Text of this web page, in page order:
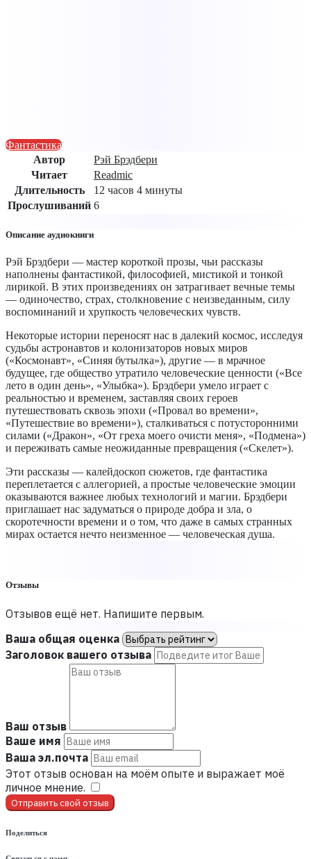
Фантастика
Автор
Рэй Брэдбери
Читает
Readmic
Длительность
12 часов 4 минуты
Прослушиваний 6
Описание аудиокниги
Рэй Брэдбери — мастер короткой прозы, чьи рассказы
наполнены фантастикой, философией, мистикой и тонкой
лирикой. В этих произведениях он затрагивает вечные темы
— одиночество, страх, столкновение с неизведанным, силу
воспоминаний и хрупкость человеческих чувств.
Некоторые истории переносят нас в далекий космос, исследуя
судьбы астронавтов и колонизаторов новых миров
(«Космонавт», «Синяя бутылка»), другие — в мрачное
будущее, где общество утратило человеческие ценности («Все
лето в один день», «Улыбка»). Брэдбери умело играет с
реальностью и временем, заставляя своих героев
путешествовать сквозь эпохи («Провал во времени»,
«Путешествие во времени»), сталкиваться с потусторонними
силами («Дракон», «От греха моего очисти меня», «Подмена»)
и переживать самые неожиданные превращения («Скелет»).
Эти рассказы — калейдоскоп сюжетов, где фантастика
переплетается с аллегорией, а простые человеческие эмоции
оказываются важнее любых технологий и магии. Брэдбери
приглашает нас задуматься о природе добра и зла, о
скоротечности времени и о том, что даже в самых странных
мирах остается нечто неизменное — человеческая душа.
Отзывы
Отзывов ещё нет. Напишите первым.
Ваша общая оценка
Заголовок вашего отзыва
Ваш отзыв
Ваше имя
Ваша эл.почта
Этот отзыв основан на моём опыте и выражает моё
личное мнение.
Отправить свой отзыв
Поделиться